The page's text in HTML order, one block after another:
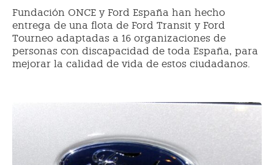
Fundación ONCE y Ford España han hecho
entrega de una flota de Ford Transit y Ford
Tourneo adaptadas a 16 organizaciones de
personas con discapacidad de toda España, para
mejorar la calidad de vida de estos ciudadanos.